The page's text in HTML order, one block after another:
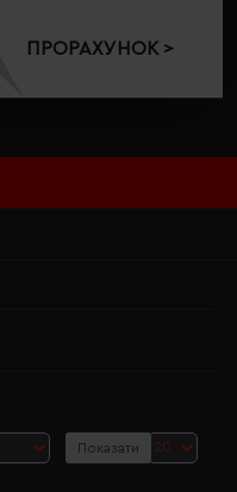
ПРОРАХУНОК >
Показати